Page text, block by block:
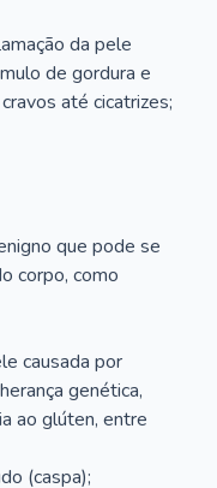
da pele
de gordura e
até cicatrizes;
que pode se
corpo, como
causada por
genética,
ao glúten, entre
(caspa);